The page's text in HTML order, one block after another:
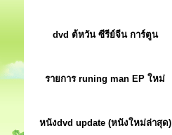
dvd ต้หวัน ซีรีย์จีน การ์ตูน
รายการ runing man EP ใหม่
หนังdvd update (หนังใหม่ล่าสุด)